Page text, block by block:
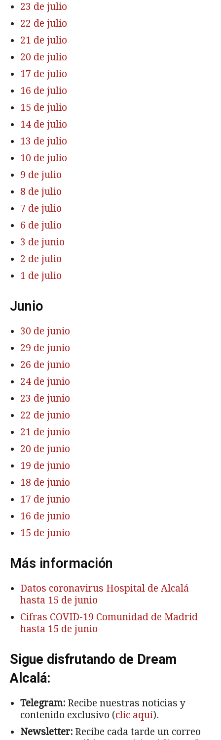
23 de julio
22 de julio
21 de julio
20 de julio
17 de julio
16 de julio
15 de julio
14 de julio
13 de julio
10 de julio
9 de julio
8 de julio
7 de julio
6 de julio
3 de junio
2 de julio
1 de julio
Junio
30 de junio
29 de junio
26 de junio
24 de junio
23 de junio
22 de junio
21 de junio
20 de junio
19 de junio
18 de junio
17 de junio
16 de junio
15 de junio
Más información
Datos coronavirus Hospital de Alcalá
hasta 15 de junio
Cifras COVID-19 Comunidad de Madrid
hasta 15 de junio
Sigue disfrutando de Dream
Alcalá:
Telegram: Recibe nuestras noticias y
contenido exclusivo (clic aquí).
Newsletter: Recibe cada tarde un correo